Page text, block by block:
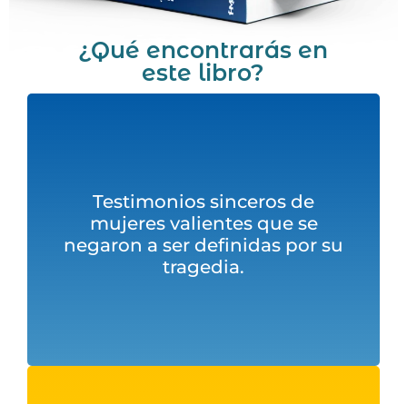
¿Qué encontrarás en
este libro?
Testimonios sinceros de
mujeres valientes que se
negaron a ser definidas por su
tragedia.